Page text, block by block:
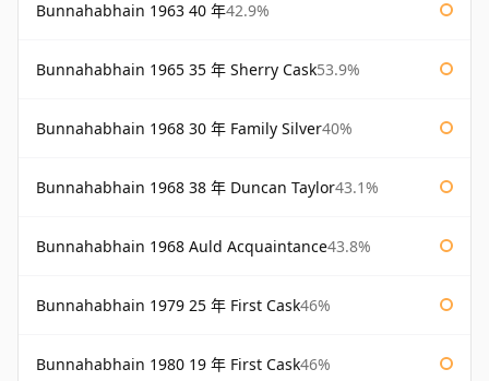
Bunnahabhain 1963 40 年42.9%
Bunnahabhain 1965 35 年 Sherry Cask53.9%
Bunnahabhain 1968 30 年 Family Silver40%
Bunnahabhain 1968 38 年 Duncan Taylor43.1%
Bunnahabhain 1968 Auld Acquaintance43.8%
Bunnahabhain 1979 25 年 First Cask46%
Bunnahabhain 1980 19 年 First Cask46%